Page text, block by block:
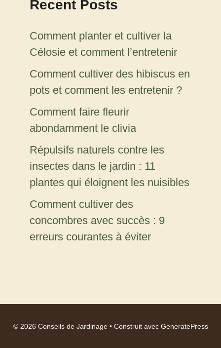
Recent Posts
Comment planter et cultiver la
Célosie et comment l’entretenir
Comment cultiver des hibiscus en
pots et comment les entretenir ?
Comment faire fleurir
abondamment le clivia
Répulsifs naturels contre les
insectes dans le jardin : 11
plantes qui éloignent les nuisibles
Comment cultiver des
concombres avec succès : 9
erreurs courantes à éviter
© 2026 Conseils de Jardinage• Construit avec GeneratePress